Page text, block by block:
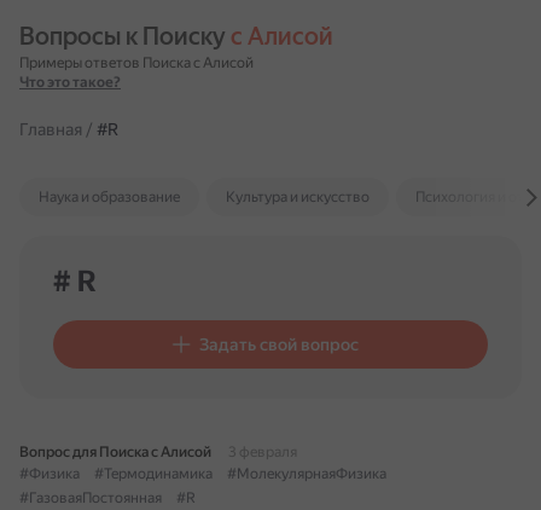
Вопросы к Поиску с Алисой
Примеры ответов Поиска с Алисой
Что это такое?
Главная / #R
Наука и образование Культура и искусство Психология и
# R
Задать свой вопрос
Вопрос для Поиска с Алисой
3 февраля
#Физика
#Термодинамика
#МолекулярнаяФизика
#ГазоваяПостоянная
#R